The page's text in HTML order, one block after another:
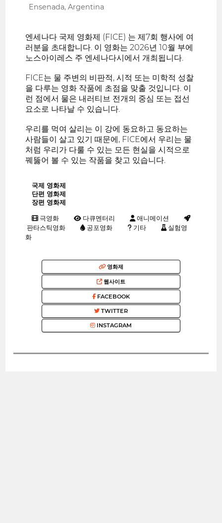
Ensenada, Argentina
엔세나다 국제 영화제 (FICE) 는 제7회 행사에 여
러분을 초대합니다. 이 영화는 2026년 10월 부에
노스아이레스 주 엔세나다시에서 개최됩니다.
FICE는 물 주변의 비판적, 시적 또는 미학적 성찰
을 다루는 영화 작품에 초점을 맞출 것입니다. 이
런 점에서 물은 내러티브 전개의 중심 또는 접선
요소로 나타날 수 있습니다.
우리를 먹여 살리는 이 강에 동요하고 동요하는
사람들이 살고 있기 때문에, FICE에서 우리는 물
처럼 우리가 다룰 수 있는 모든 현실을 시적으로
꿰뚫어 볼 수 있는 작품을 찾고 있습니다.
국제 영화제
단편 영화제
장편 영화제
극영화 다큐멘터리
애니메이션
판타스틱영화
공포영화 기타
실험영
화
영화제
웹사이트
FACEBOOK
TWITTER
INSTAGRAM